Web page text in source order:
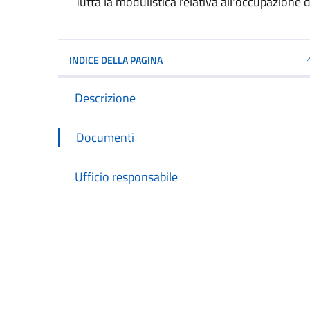
INDICE DELLA PAGINA
Descrizione
Documenti
Ufficio responsabile